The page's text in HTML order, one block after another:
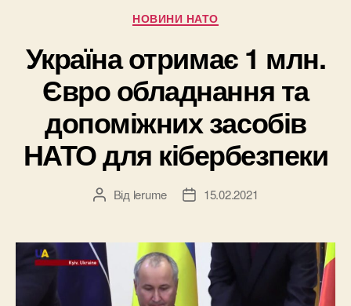
Категорії
НОВИНИ НАТО
Україна отримає 1 млн.
Євро обладнання та
допоміжних засобів
НАТО для кібербезпеки
Автор
Від lerume
Дата15.02.2021